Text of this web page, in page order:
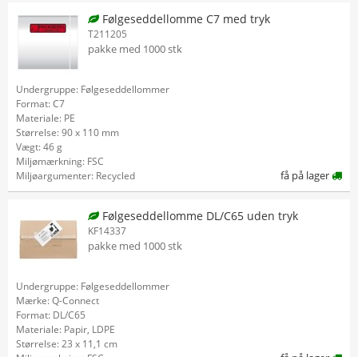
Følgeseddellomme C7 med tryk
T211205
pakke med 1000 stk
Undergruppe: Følgeseddellommer
Format: C7
Materiale: PE
Størrelse: 90 x 110 mm
Vægt: 46 g
Miljømærkning: FSC
Miljøargumenter: Recycled
få på lager
Følgeseddellomme DL/C65 uden tryk
KF14337
pakke med 1000 stk
Undergruppe: Følgeseddellommer
Mærke: Q-Connect
Format: DL/C65
Materiale: Papir, LDPE
Størrelse: 23 x 11,1 cm